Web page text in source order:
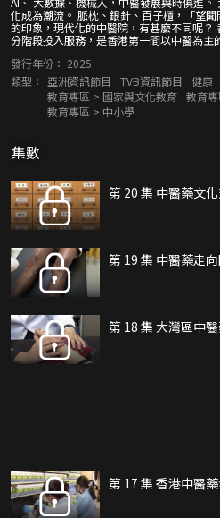
化成為潮流。 脈枕、銀針、百子櫃，「望聞問切」，是一般人對傳統中醫館
的印象，現代化的中醫院，有甚麼不同呢？ 香港中醫醫院計劃在2025年底
分階段投入服務，是香港第一間以中醫為主
發行年份： 2025
類型：
亞洲資訊節目 TVB資訊節目 健康
教育專區 > 國家與文化教育 教育
教育專區 > 中小學
集數
第 20 集 中醫藥文
第 19 集 中醫藥走
第 18 集 大灣區中
第 17 集 香港中醫